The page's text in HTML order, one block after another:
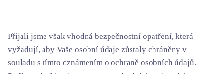
Přijali jsme však vhodná bezpečnostní opatření, která
vyžadují, aby Vaše osobní údaje zůstaly chráněny v
souladu s tímto oznámením o ochraně osobních údajů.